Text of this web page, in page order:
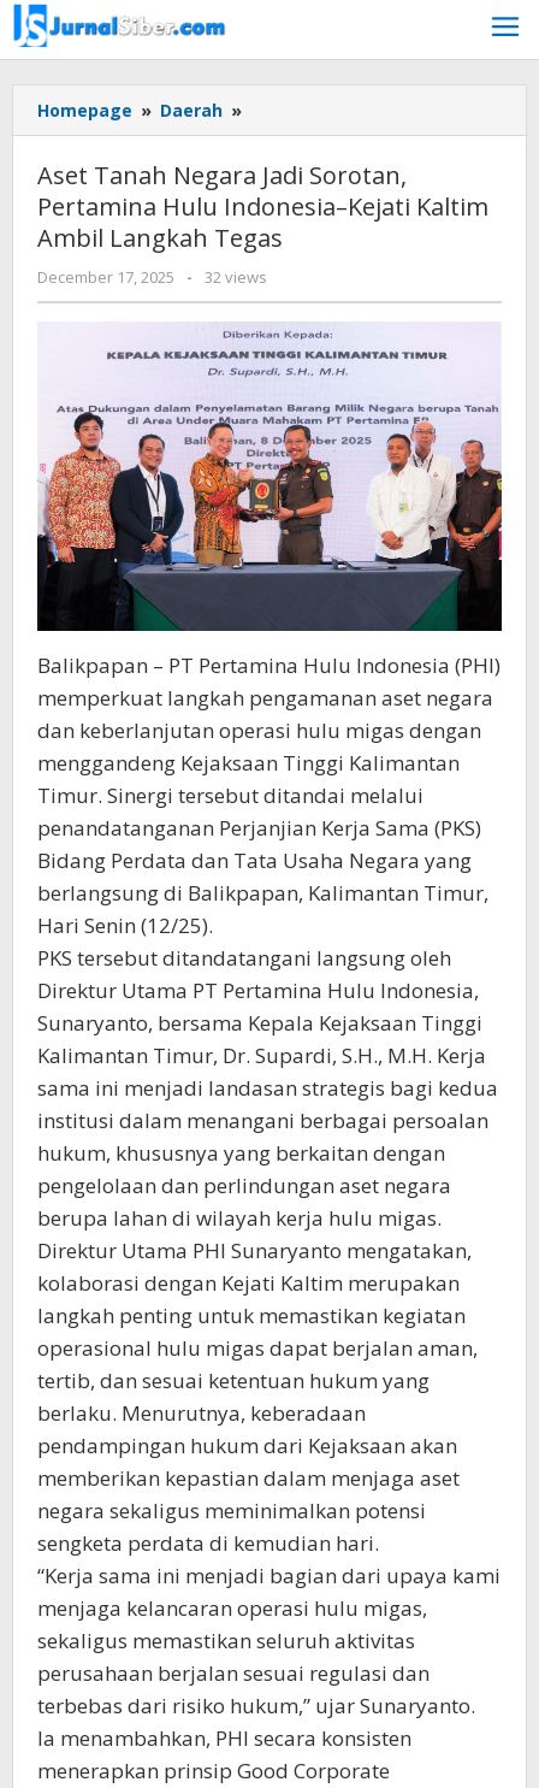
Skip
to
content
Homepage » Daerah »
Tanah
Jadi
Sorotan,
Pertamina
Hulu
Indonesia–
Kejati
Kaltim
Ambil
Tegas
Aset Tanah Negara Jadi Sorotan,
Pertamina Hulu Indonesia–Kejati Kaltim
Ambil Langkah Tegas
December 17, 2025
by
faras
prakasa
- 32 views
Balikpapan – PT Pertamina Hulu Indonesia (PHI)
memperkuat langkah pengamanan aset negara
dan keberlanjutan operasi hulu migas dengan
menggandeng Kejaksaan Tinggi Kalimantan
Timur. Sinergi tersebut ditandai melalui
penandatanganan Perjanjian Kerja Sama (PKS)
Bidang Perdata dan Tata Usaha Negara yang
berlangsung di Balikpapan, Kalimantan Timur,
Hari Senin (12/25).
PKS tersebut ditandatangani langsung oleh
Direktur Utama PT Pertamina Hulu Indonesia,
Sunaryanto, bersama Kepala Kejaksaan Tinggi
Kalimantan Timur, Dr. Supardi, S.H., M.H. Kerja
sama ini menjadi landasan strategis bagi kedua
institusi dalam menangani berbagai persoalan
hukum, khususnya yang berkaitan dengan
pengelolaan dan perlindungan aset negara
berupa lahan di wilayah kerja hulu migas.
Direktur Utama PHI Sunaryanto mengatakan,
kolaborasi dengan Kejati Kaltim merupakan
langkah penting untuk memastikan kegiatan
operasional hulu migas dapat berjalan aman,
tertib, dan sesuai ketentuan hukum yang
berlaku. Menurutnya, keberadaan
pendampingan hukum dari Kejaksaan akan
memberikan kepastian dalam menjaga aset
negara sekaligus meminimalkan potensi
sengketa perdata di kemudian hari.
“Kerja sama ini menjadi bagian dari upaya kami
menjaga kelancaran operasi hulu migas,
sekaligus memastikan seluruh aktivitas
perusahaan berjalan sesuai regulasi dan
terbebas dari risiko hukum,” ujar Sunaryanto.
Ia menambahkan, PHI secara konsisten
menerapkan prinsip Good Corporate